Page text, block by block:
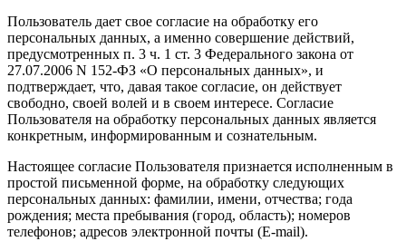
Пользователь дает свое согласие на обработку его
персональных данных, а именно совершение действий,
предусмотренных п. 3 ч. 1 ст. 3 Федерального закона от
27.07.2006 N 152-ФЗ «О персональных данных», и
подтверждает, что, давая такое согласие, он действует
свободно, своей волей и в своем интересе. Согласие
Пользователя на обработку персональных данных является
конкретным, информированным и сознательным.
Настоящее согласие Пользователя признается исполненным в
простой письменной форме, на обработку следующих
персональных данных: фамилии, имени, отчества; года
рождения; места пребывания (город, область); номеров
телефонов; адресов электронной почты (E-mail).